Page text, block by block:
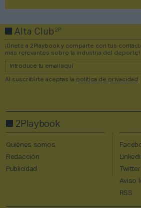
Alta Club2P
¡Únete a 2Playbook y comparte con tus
más relevantes sobre la industria del deporte!
Al suscribirte aceptas la política de privacidad
2Playbook
Quiénes somos
Redacción
Publicidad
Twitter
Aviso
RSS